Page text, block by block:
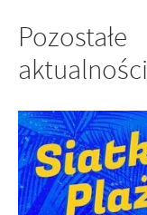
Pozostałe
aktualności